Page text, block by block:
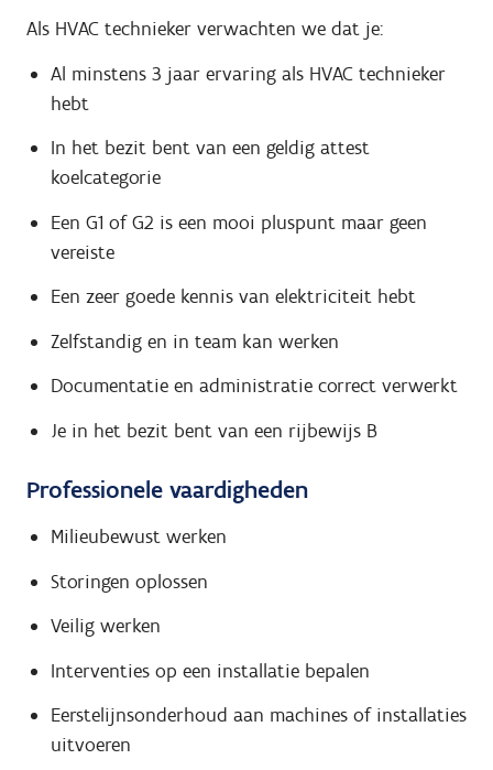
Als HVAC technieker verwachten we dat je:
Al minstens 3 jaar ervaring als HVAC technieker
hebt
In het bezit bent van een geldig attest
koelcategorie
Een G1 of G2 is een mooi pluspunt maar geen
vereiste
Een zeer goede kennis van elektriciteit hebt
Zelfstandig en in team kan werken
Documentatie en administratie correct verwerkt
Je in het bezit bent van een rijbewijs B
Professionele vaardigheden
Milieubewust werken
Storingen oplossen
Veilig werken
Interventies op een installatie bepalen
Eerstelijnsonderhoud aan machines of installaties
uitvoeren